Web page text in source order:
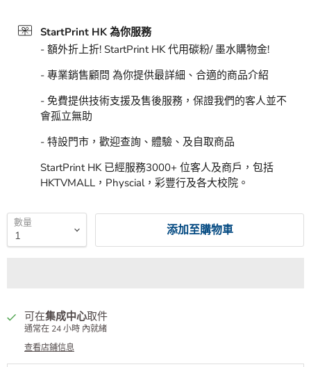
StartPrint HK 為你服務
- 額外折上折! StartPrint HK 代用碳粉/ 墨水購物金!
- 專業銷售顧問 為你提供最詳細、合適的商品介紹
- 免費提供技術支援及售後服務，保證我們的客人並不
會孤立無助
- 特設門市，歡迎查詢、體驗、及自取商品
StartPrint HK 已經服務3000+ 位客人及商戶，包括
HKTVMALL，Physcial，彩豐行及各大校院。
數量 添加至購物車
可在集成中心取件
通常在 24 小時 內就緒
查看店鋪信息